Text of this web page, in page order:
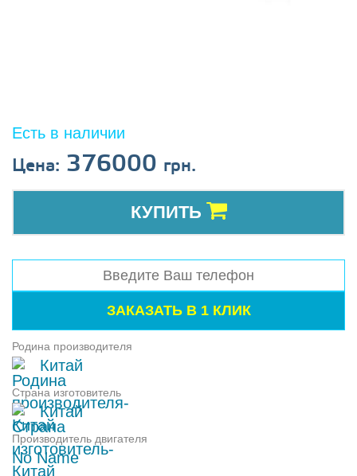
Есть в наличии
Цена: 376000 грн.
КУПИТЬ
Родина производителя
Китай
Страна изготовитель
Китай
Производитель двигателя
No Name